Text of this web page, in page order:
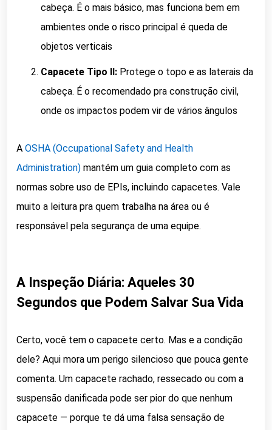
cabeça. É o mais básico, mas funciona bem em
ambientes onde o risco principal é queda de
objetos verticais
Capacete Tipo II: Protege o topo e as laterais da
cabeça. É o recomendado pra construção civil,
onde os impactos podem vir de vários ângulos
A OSHA (Occupational Safety and Health
Administration) mantém um guia completo com as
normas sobre uso de EPIs, incluindo capacetes. Vale
muito a leitura pra quem trabalha na área ou é
responsável pela segurança de uma equipe.
A Inspeção Diária: Aqueles 30
Segundos que Podem Salvar Sua Vida
Certo, você tem o capacete certo. Mas e a condição
dele? Aqui mora um perigo silencioso que pouca gente
comenta. Um capacete rachado, ressecado ou com a
suspensão danificada pode ser pior do que nenhum
capacete — porque te dá uma falsa sensação de